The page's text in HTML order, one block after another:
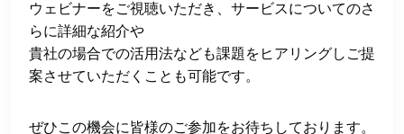
ウェビナーをご視聴いただき、サービスについてのさ
らに詳細な紹介や
貴社の場合での活用法なども課題をヒアリングしご提
案させていただくことも可能です。
ぜひこの機会に皆様のご参加をお待ちしております。